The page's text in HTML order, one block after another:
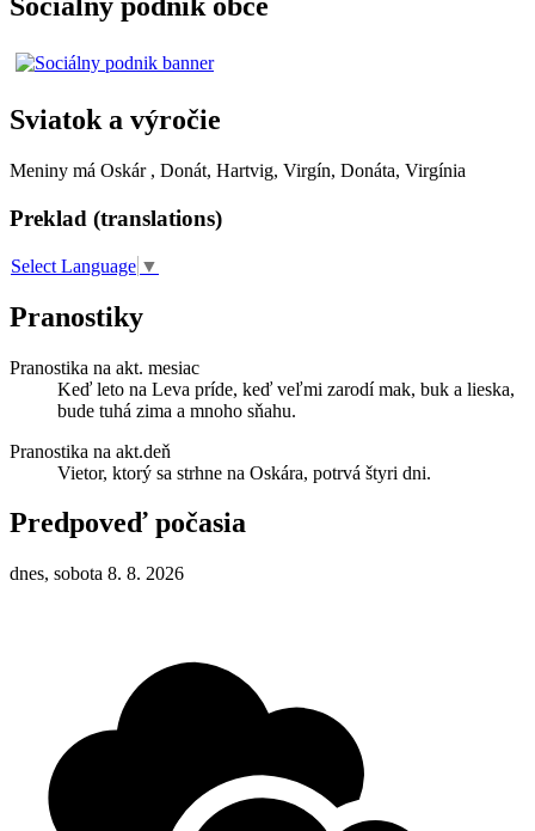
Sviatok a výročie
Meniny má Oskár , Donát, Hartvig, Virgín, Donáta, Virgínia
Preklad (translations)
Select Language ▼
Pranostiky
Pranostika na akt. mesiac
Keď leto na Leva príde, keď veľmi zarodí mak, buk a lieska,
bude tuhá zima a mnoho sňahu.
Pranostika na akt.deň
Vietor, ktorý sa strhne na Oskára, potrvá štyri dni.
Predpoveď počasia
dnes, sobota 8. 8. 2026